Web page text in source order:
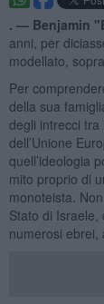
. — Benjamin
anni, per
modellato,
Per
della sua
degli intrecci
dell’Unione
quell’ideologia
mito proprio di
monoteista.
Stato di Israele,
numerosi ebrei,